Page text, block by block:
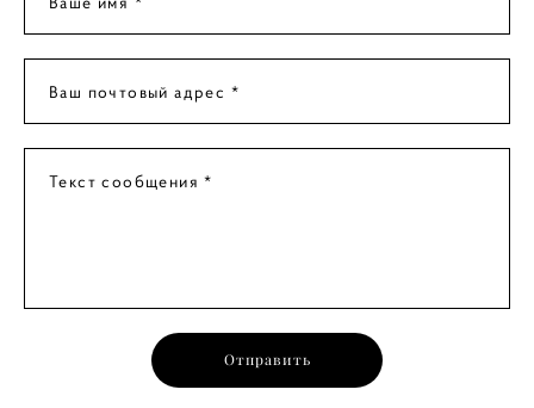
Ваш почтовый адрес *
Текст сообщения *
Отправить